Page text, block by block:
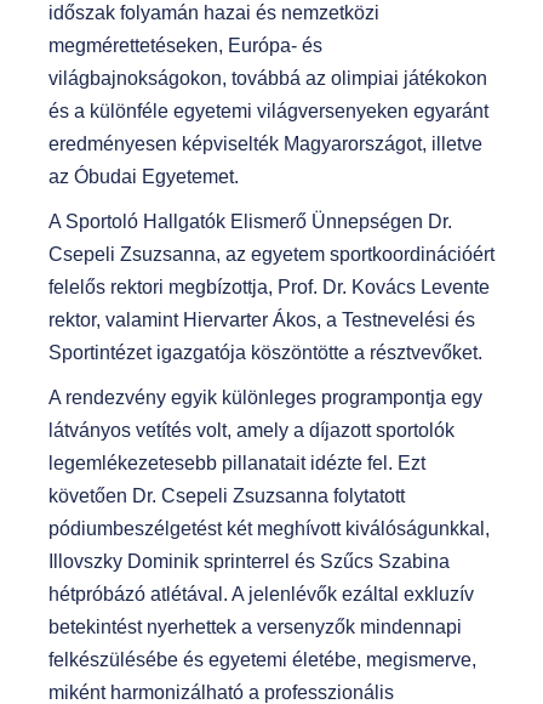
időszak folyamán hazai és nemzetközi
megmérettetéseken, Európa- és
világbajnokságokon, továbbá az olimpiai játékokon
és a különféle egyetemi világversenyeken egyaránt
eredményesen képviselték Magyarországot, illetve
az Óbudai Egyetemet.
A Sportoló Hallgatók Elismerő Ünnepségen Dr.
Csepeli Zsuzsanna, az egyetem sportkoordinációért
felelős rektori megbízottja, Prof. Dr. Kovács Levente
rektor, valamint Hiervarter Ákos, a Testnevelési és
Sportintézet igazgatója köszöntötte a résztvevőket.
A rendezvény egyik különleges programpontja egy
látványos vetítés volt, amely a díjazott sportolók
legemlékezetesebb pillanatait idézte fel. Ezt
követően Dr. Csepeli Zsuzsanna folytatott
pódiumbeszélgetést két meghívott kiválóságunkkal,
Illovszky Dominik sprinterrel és Szűcs Szabina
hétpróbázó atlétával. A jelenlévők ezáltal exkluzív
betekintést nyerhettek a versenyzők mindennapi
felkészülésébe és egyetemi életébe, megismerve,
miként harmonizálható a professzionális